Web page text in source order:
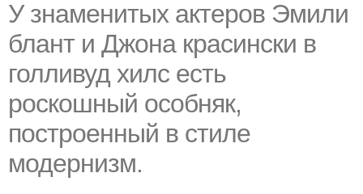
У знаменитых актеров Эмили
блант и Джона красински в
голливуд хилс есть
роскошный особняк,
построенный в стиле
модернизм.